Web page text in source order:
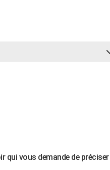
qui vous demande de préciser